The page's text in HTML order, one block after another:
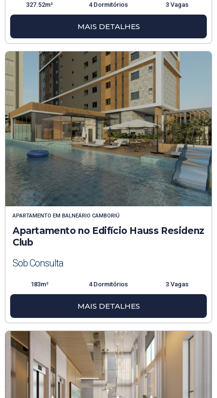
327.52m² 4 Dormitórios 3 Vagas
MAIS DETALHES
APARTAMENTO EM BALNEÁRIO CAMBORIÚ
Apartamento no Edifício Hauss Residenz
Club
Sob Consulta
183m² 4 Dormitórios 3 Vagas
MAIS DETALHES